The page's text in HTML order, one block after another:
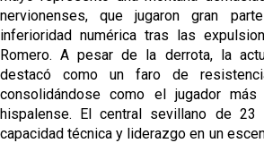
Banquillos confirmados: así
Sevilla Femenino para la 2026/27
nervionenses, que jugaron gran
inferioridad numérica tras las
Romero. A pesar de la derrota, la
destacó como un faro de
consolidándose como el jugador
hispalense. El central sevillano de 23
capacidad técnica y liderazgo en un